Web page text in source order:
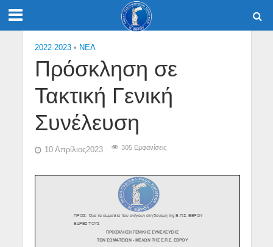
2022-2023 • NEA
Πρόσκληση σε
Τακτική Γενική
Συνέλευση
10 Απρίλιος2023 305 Εμφανίσεις